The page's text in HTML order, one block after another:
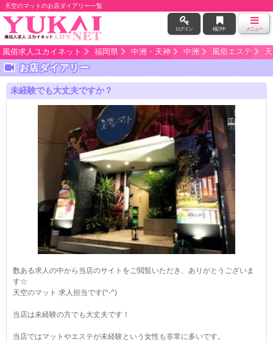
天空のマットのお店ダイアリー一覧
ログイン 検討中 メニュー
風俗求人ユカイネット 福岡県 中洲・天神 中洲 風俗エステ
お店ダイアリー
未経験でも大丈夫ですか？
数ある求人の中から当店のサイトをご閲覧いただき、ありがとうございま
す☆
天空のマット 求人担当です(^-^)
当店は未経験の方でも大丈夫です！
当店ではマットやエステが未経験という女性も非常に多いです。